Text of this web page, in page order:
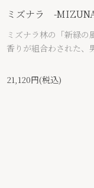
ミズナラ -
ミズナラ林の「新緑の
香りが組合わされた、
21,120円(税込)